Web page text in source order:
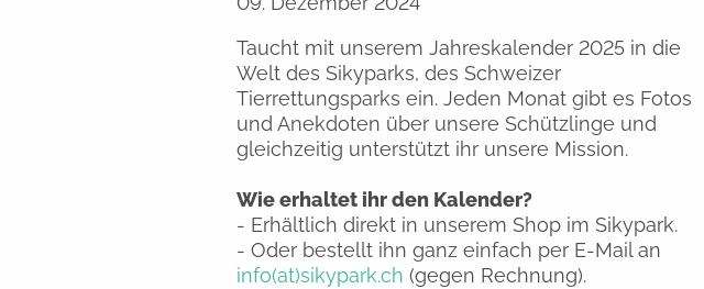
Taucht mit unserem Jahreskalender 2025 in die
Welt des Sikyparks, des Schweizer
Tierrettungsparks ein. Jeden Monat gibt es Fotos
und Anekdoten über unsere Schützlinge und
gleichzeitig unterstützt ihr unsere Mission.
Wie erhaltet ihr den Kalender?
- Erhältlich direkt in unserem Shop im Sikypark.
- Oder bestellt ihn ganz einfach per E-Mail an
info(at)sikypark.ch (gegen Rechnung).